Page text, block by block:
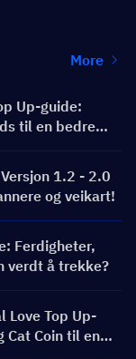
More
Up-guide:
til en bedre
1.2 - 2.0
og veikart!
Ferdigheter,
verdt å trekke?
Love Top Up-
Cat Coin til en